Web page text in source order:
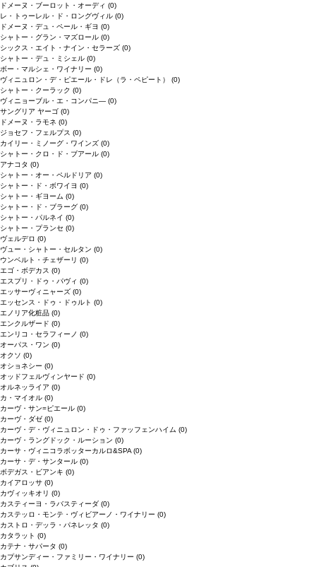
ドメーヌ・ブーロット・オーディ (0)
レ・トゥーレル・ド・ロングヴィル (0)
ドメーヌ・デュ・ペール・ギヨ (0)
シャトー・グラン・マズロール (0)
シックス・エイト・ナイン・セラーズ (0)
シャトー・デュ・ミシェル (0)
ボー・マルシェ・ワイナリー (0)
ヴィニュロン・デ・ピエール・ドレ（ラ・ペピート） (0)
シャトー・クーラック (0)
ヴィニョーブル・エ・コンパニ― (0)
サングリア ヤーゴ (0)
ドメーヌ・ラモネ (0)
ジョセフ・フェルプス (0)
カイリー・ミノーグ・ワインズ (0)
シャトー・クロ・ド・ブアール (0)
アナコタ (0)
シャトー・オー・ペルドリア (0)
シャトー・ド・ボワイヨ (0)
シャトー・ギヨーム (0)
シャトー・ド・ブラーグ (0)
シャトー・パルネイ (0)
シャトー・プランセ (0)
ヴェルデロ (0)
ヴュー・シャトー・セルタン (0)
ウンベルト・チェザーリ (0)
エゴ・ボデカス (0)
エスプリ・ドゥ・パヴィ (0)
エッサーヴィニャーズ (0)
エッセンス・ドゥ・ドゥルト (0)
エノリア化粧品 (0)
エンクルザード (0)
エンリコ・セラフィーノ (0)
オーパス・ワン (0)
オクソ (0)
オショネシー (0)
オッドフェルヴィンヤード (0)
オルネッライア (0)
カ・マイオル (0)
カーヴ・サン=ピエール (0)
カーヴ・ダゼ (0)
カーヴ・デ・ヴィニュロン・ドゥ・ファッフェンハイム (0)
カーヴ・ラングドック・ルーション (0)
カーサ・ヴィニコラボッターカルロ&SPA (0)
カーサ・デ・サンタール (0)
ボデガス・ビアンキ (0)
カイアロッサ (0)
カヴィッキオリ (0)
カスティーヨ・ラバスティーダ (0)
カステッロ・モンテ・ヴィビアーノ・ワイナリー (0)
カストロ・デッラ・パネレッタ (0)
カタラット (0)
カテナ・サパータ (0)
カプサンディー・ファミリー・ワイナリー (0)